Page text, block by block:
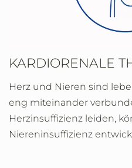
KARDIORENALE
Herz und Nieren sind
eng miteinander
Herzinsuffizienz leiden,
Niereninsuffizienz